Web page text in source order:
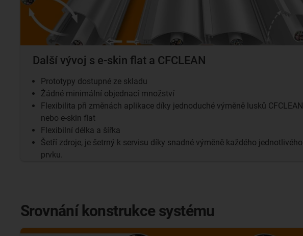
Další vývoj s e-skin flat a CFCLEAN
Prototypy dostupné ze skladu
Žádné minimální objednací množství
Flexibilita při změnách aplikace díky jednoduché výměně lusků CFCLEAN
nebo e-skin flat
Flexibilní délka a šířka
Šetří zdroje, je šetrný k servisu díky snadné výměně každého jednotlivého
prvku.
Srovnání konstrukce systému